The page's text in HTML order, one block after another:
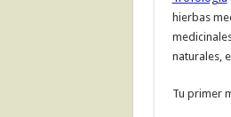
hierbas
naturales,
Tu primer